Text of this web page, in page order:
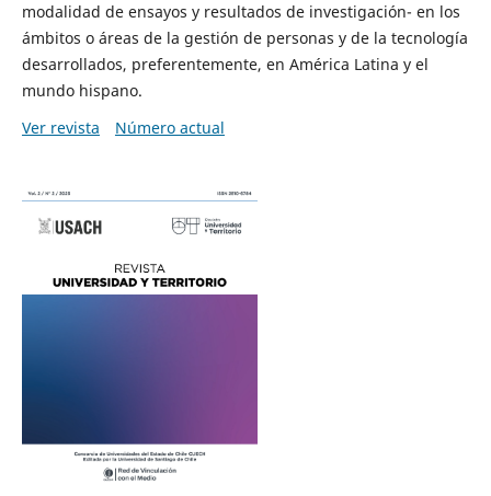
modalidad de ensayos y resultados de investigación- en los
ámbitos o áreas de la gestión de personas y de la tecnología
desarrollados, preferentemente, en América Latina y el
mundo hispano.
Ver revista
Número actual